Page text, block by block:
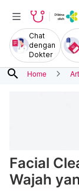
Chat
dengan
Dokter
search Home
Facial
Wajah